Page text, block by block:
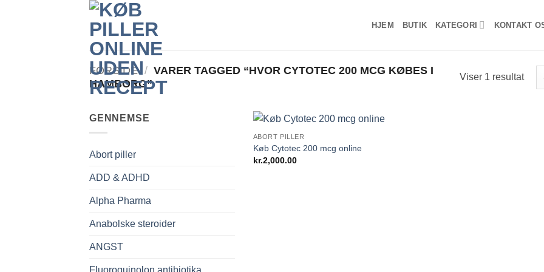
HJEM BUTIK KATEGORI KONTAKT
FORSIDE / VARER TAGGED “HVOR CYTOTEC 200 MCG KØBES I
HAMBORG”
Viser 1 resultat
GENNEMSE
Abort piller
ADD & ADHD
Alpha Pharma
Anabolske steroider
ANGST
ABORT PILLER
Køb Cytotec 200 mcg online
kr.2,000.00